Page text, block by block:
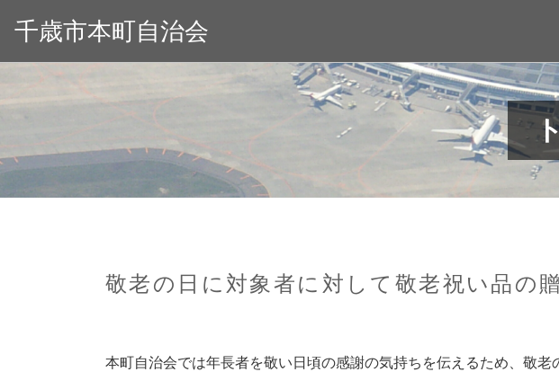
千歳市本町自治会
敬老の日に対象者に対して敬老祝い品の
本町自治会では年長者を敬い日頃の感謝の気持ちを伝えるため、敬